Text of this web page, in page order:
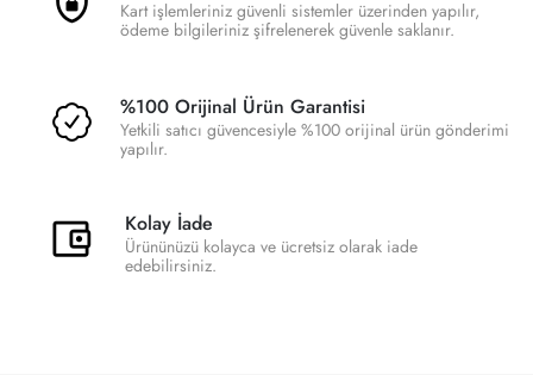
Kart işlemleriniz güvenli sistemler üzerinden yapılır,
ödeme bilgileriniz şifrelenerek güvenle saklanır.
%100 Orijinal Ürün Garantisi
Yetkili satıcı güvencesiyle %100 orijinal ürün gönderimi
yapılır.
Kolay İade
Ürününüzü kolayca ve ücretsiz olarak iade
edebilirsiniz.